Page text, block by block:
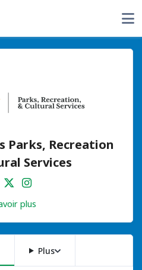
Parks, Recreation
Services
plus
Plus